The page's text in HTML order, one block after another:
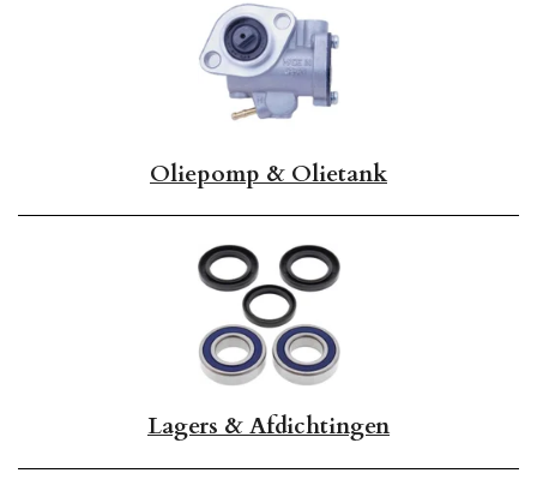
Oliepomp & Olietank
Lagers & Afdichtingen